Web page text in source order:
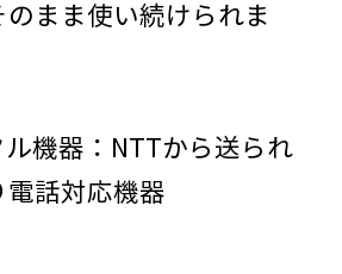
まま使い続けられま
機器：NTTから送られ
話対応機器